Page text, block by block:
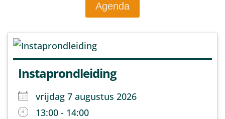
Agenda
Instaprondleiding
vrijdag 7 augustus 2026
13:00 - 14:00